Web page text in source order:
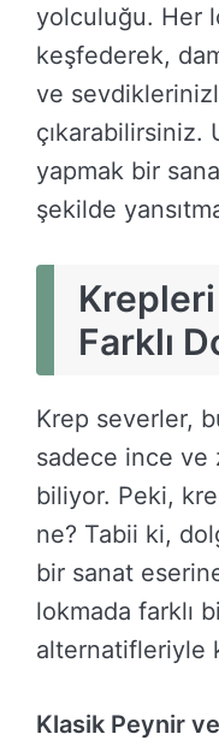
yolculuğu. Her
keşfederek,
ve
çıkarabilirsiniz.
yapmak bir
şekilde
Krepleri
Farklı
Krep severler,
sadece ince ve
biliyor. Peki,
ne? Tabii ki,
bir sanat
lokmada farklı
alternatifleriyle
Klasik Peynir